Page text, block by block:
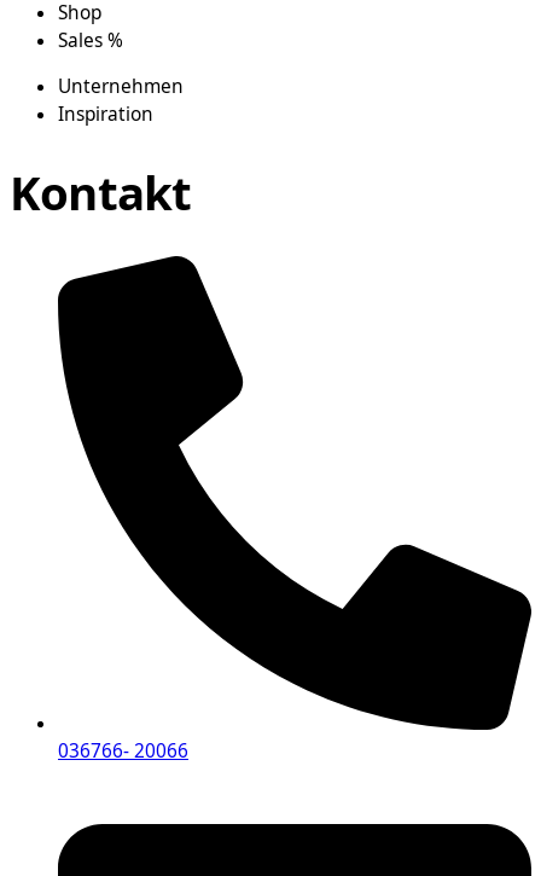
Shop
Sales %
Unternehmen
Inspiration
Kontakt
036766- 20066